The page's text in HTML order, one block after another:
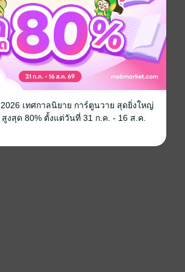
เทศกาลนิยาย การ์ตูนวาย สุดยิ่งใหญ่
งสุด 80% ตั้งแต่วันที่ 31 ก.ค. - 16 ส.ค.